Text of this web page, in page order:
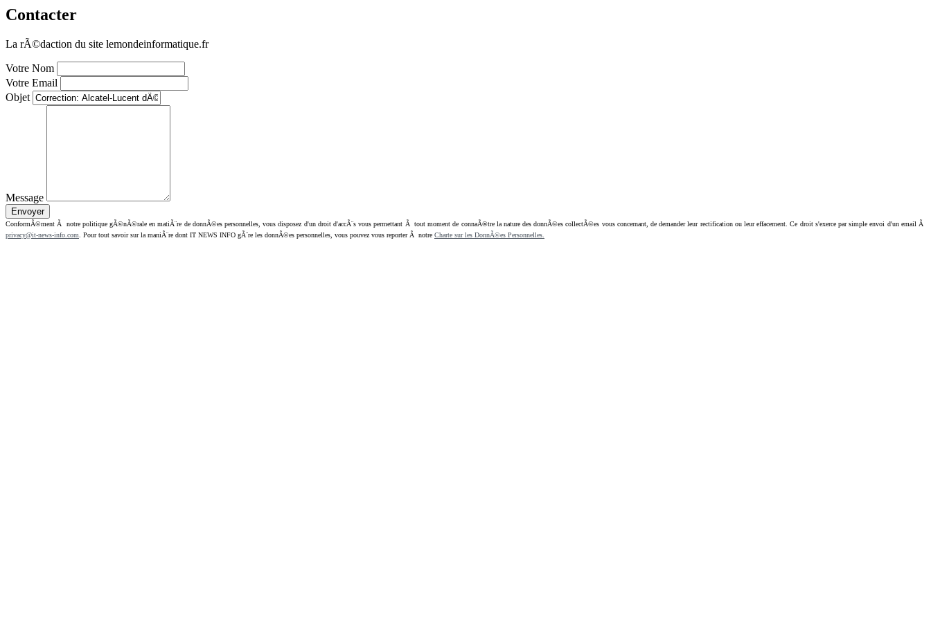
Contacter
La rÃ©daction du site lemondeinformatique.fr
Votre Nom
Votre Email
Objet
Message
ConformÃ©ment Ã notre politique gÃ©nÃ©rale en matiÃ¨re de donnÃ©es personnelles, vous disposez d'un droit d'accÃ¨s vous permettant Ã tout moment de connaÃ®tre la nature des donnÃ©es collectÃ©es vous concernant, de demander leur rectification ou leur effacement. Ce droit s'exerce par simple envoi d'un email Ã
privacy@it-news-info.com . Pour tout savoir sur la maniÃ¨re dont IT NEWS INFO gÃ¨re les donnÃ©es personnelles, vous pouvez vous reporter Ã notre Charte sur les DonnÃ©es Personnelles.